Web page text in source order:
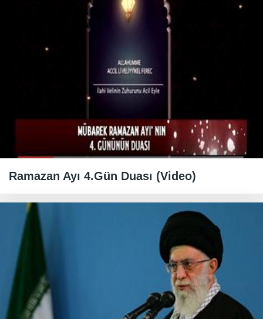
Ramazan Ayı 4.Gün Duası (Video)